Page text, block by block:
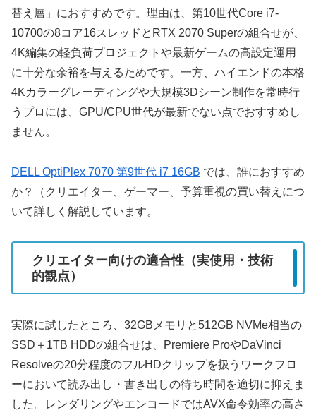
替え層」におすすめです。理由は、第10世代Core i7-
10700の8コア16スレッドとRTX 2070 Superの組合せが、
4K編集の軽負荷プロジェクトや最新ゲームの高設定運用
に十分な余裕を与えるためです。一方、ハイエンドの本格
4Kカラーグレーディングや大規模3Dシーン制作を常時行
うプロには、GPU/CPU世代が最新でない点でおすすめし
ません。
DELL OptiPlex 7070 第9世代 i7 16GB では、誰におすすめ
か？（クリエイター、ゲーマー、予算重視の買い替えにつ
いて詳しく解説しています。
クリエイター向けの適合性（実使用・技術
的観点）
実際に試したところ、32GBメモリと512GB NVMe相当の
SSD＋1TB HDDの組合せは、Premiere ProやDaVinci
Resolveの20分程度のフルHDクリップを扱うワークフロ
ーにおいて読み出し・書き出しの待ち時間を適切に抑えま
した。レンダリングやエンコードではAVX命令効率の高さ